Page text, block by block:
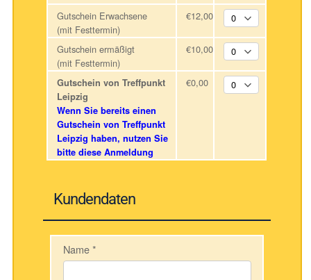
Gutschein Erwachsene
(mit Festtermin)
€12,00
Gutschein ermäßigt
(mit Festtermin)
€10,00
Gutschein von Treffpunkt
Leipzig
Wenn Sie bereits einen
Gutschein von Treffpunkt
Leipzig haben, nutzen Sie
bitte diese Anmeldung
€0,00
Kundendaten
Name*